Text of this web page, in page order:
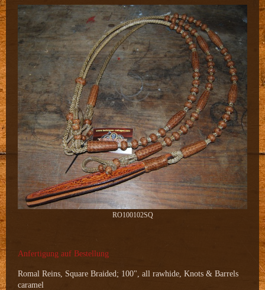
RO100102SQ
Anfertigung auf Bestellung
Romal Reins, Square Braided; 100", all rawhide, Knots & Barrels
caramel